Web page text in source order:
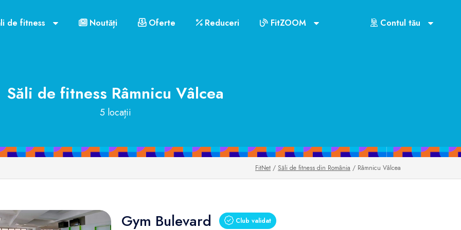
de fitness Noutăți Oferte Reduceri FitZOOM Contul tău
Săli de fitness Râmnicu Vâlcea
5 locații
FitNet / Săli de fitness din România / Râmnicu Vâlcea
Gym Bulevard Club validat